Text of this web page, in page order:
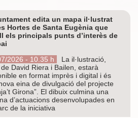
edita un mapa il·lustrat
Hortes de Santa Eugènia que
els principals punts d’interès de
2026 - 10.35 h
La il·lustració,
David Riera i Bailen, estarà
en format imprès i digital i és
eina de divulgació del projecte
Girona”. El dibuix culmina una
d’actuacions desenvolupades en
de la iniciativa